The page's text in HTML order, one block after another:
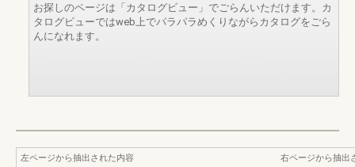
お探しのページは「カタログビュー」でごらんいただけます。カ
タログビューではweb上でパラパラめくりながらカタログをごら
んになれます。
左ページから抽出された内容
右ページから抽出